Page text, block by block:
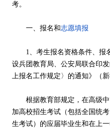
考。
一、报名和志愿填报
1、考生报名资格条件、报名
设兵团教育局、公安局联合印
上报名工作规定〉的通知》（新
根据教育部规定，在高级中
加高校招生考试（包括全国统
生考试）的应届毕业生和在上